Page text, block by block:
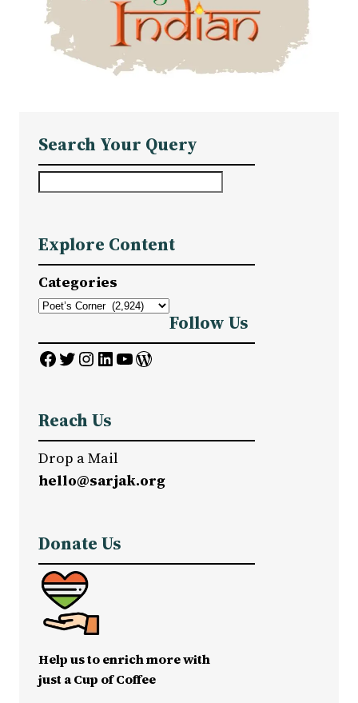
Search Your Query
r
c
h
Explore Content
Categories
Follow Us
Facebook Twitter InstagramLinkedIn YouTube WordPress
Reach Us
Drop a Mail
hello@sarjak.org
Donate Us
Help us to enrich more with
just a Cup of Coffee